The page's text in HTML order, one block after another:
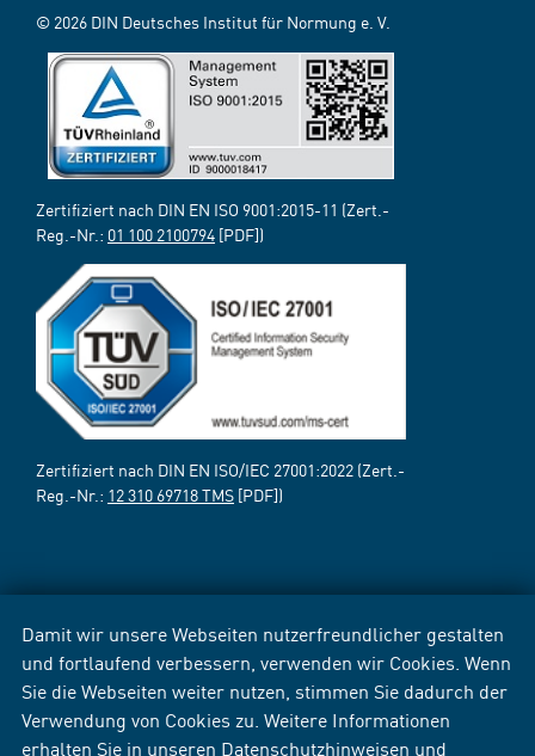
Damit wir unsere Webseiten nutzerfreundlicher gestalten
und fortlaufend verbessern, verwenden wir Cookies. Wenn
Sie die Webseiten weiter nutzen, stimmen Sie dadurch der
Verwendung von Cookies zu. Weitere Informationen
erhalten Sie in unseren Datenschutzhinweisen und
© 2026 DIN Deutsches Institut für Normung e. V.
Zertifiziert nach DIN EN ISO 9001:2015-11 (Zert.-
Reg.-Nr.: 01 100 2100794 [PDF])
Zertifiziert nach DIN EN ISO/IEC 27001:2022 (Zert.-
Reg.-Nr.: 12 310 69718 TMS [PDF])